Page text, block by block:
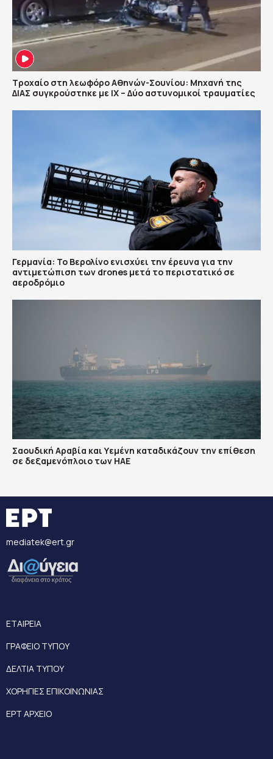
Τροχαίο στη λεωφόρο Αθηνών-Σουνίου: Μηχανή της
ΔΙΑΣ συγκρούστηκε με ΙΧ – Δύο αστυνομικοί τραυματίες
Γερμανία: Το Βερολίνο ενισχύει την έρευνα για την
αντιμετώπιση των drones μετά το περιστατικό σε
αεροδρόμιο
Σαουδική Αραβία και Υεμένη καταδικάζουν την επίθεση
σε δεξαμενόπλοιο των ΗΑΕ
mediatek@ert.gr
ΕΤΑΙΡΕΙΑ
ΓΡΑΦΕΙΟ ΤΥΠΟΥ
ΔΕΛΤΙΑ ΤΥΠΟΥ
ΧΟΡΗΓΙΕΣ ΕΠΙΚΟΙΝΩΝΙΑΣ
ΕΡΤ ΑΡΧΕΙΟ